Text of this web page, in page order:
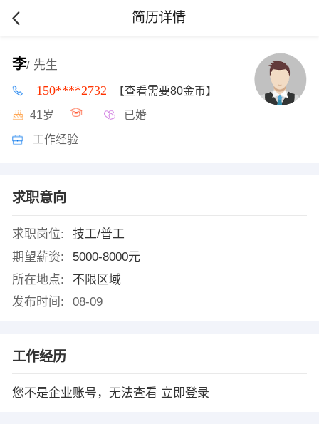
简历详情
李/ 先生
150****2732 【查看需要80金币】
41岁 已婚
工作经验
求职意向
求职岗位:
技工/普工
期望薪资:
5000-8000元
所在地点:
不限区域
发布时间:
08-09
工作经历
您不是企业账号，无法查看 立即登录